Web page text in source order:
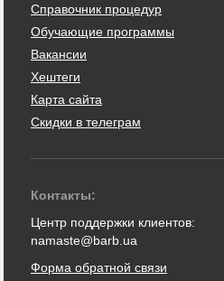
Справочник процедур
Обучающие программы
Вакансии
Хештеги
Карта сайта
Скидки в телеграм
Контакты:
Центр поддержки клиентов:
namaste@barb.ua
Форма обратной связи